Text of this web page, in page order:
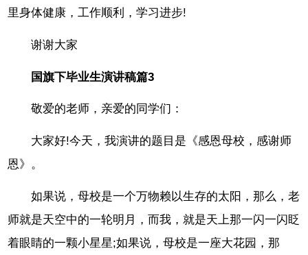
里身体健康，工作顺利，学习进步!
谢谢大家
国旗下毕业生演讲稿篇3
敬爱的老师，亲爱的同学们：
大家好!今天，我演讲的题目是《感恩母校，感谢师
恩》。
如果说，母校是一个万物赖以生存的太阳，那么，老
师就是天空中的一轮明月，而我，就是天上那一闪一闪眨
着眼睛的一颗小星星;如果说，母校是一座大花园，那